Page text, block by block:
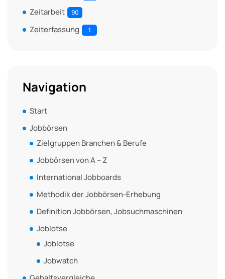
Zeitarbeit 90
Zeiterfassung 1
Navigation
Start
Jobbörsen
Zielgruppen Branchen & Berufe
Jobbörsen von A – Z
International Jobboards
Methodik der Jobbörsen-Erhebung
Definition Jobbörsen, Jobsuchmaschinen
Joblotse
Joblotse
Jobwatch